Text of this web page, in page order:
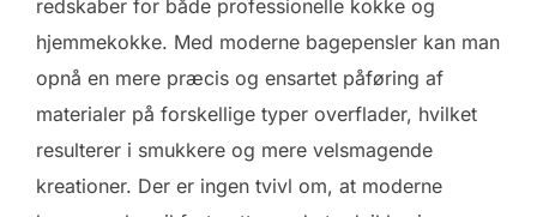
redskaber for både professionelle kokke og
hjemmekokke. Med moderne bagepensler kan man
opnå en mere præcis og ensartet påføring af
materialer på forskellige typer overflader, hvilket
resulterer i smukkere og mere velsmagende
kreationer. Der er ingen tvivl om, at moderne